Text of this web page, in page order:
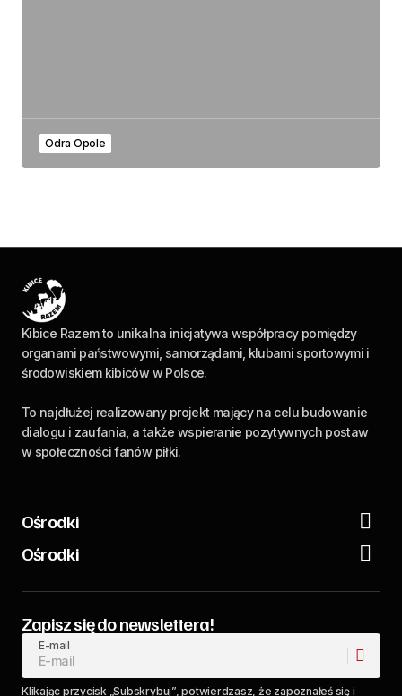
Odra Opole
Kibice Razem to unikalna inicjatywa współpracy pomiędzy
organami państwowymi, samorządami, klubami sportowymi i
środowiskiem kibiców w Polsce.
To najdłużej realizowany projekt mający na celu budowanie
dialogu i zaufania, a także wspieranie pozytywnych postaw
w społeczności fanów piłki.
Ośrodki
Ośrodki
Zapisz się do newslettera!
E-mail
Klikając przycisk „Subskrybuj”, potwierdzasz, że zapoznałeś się i